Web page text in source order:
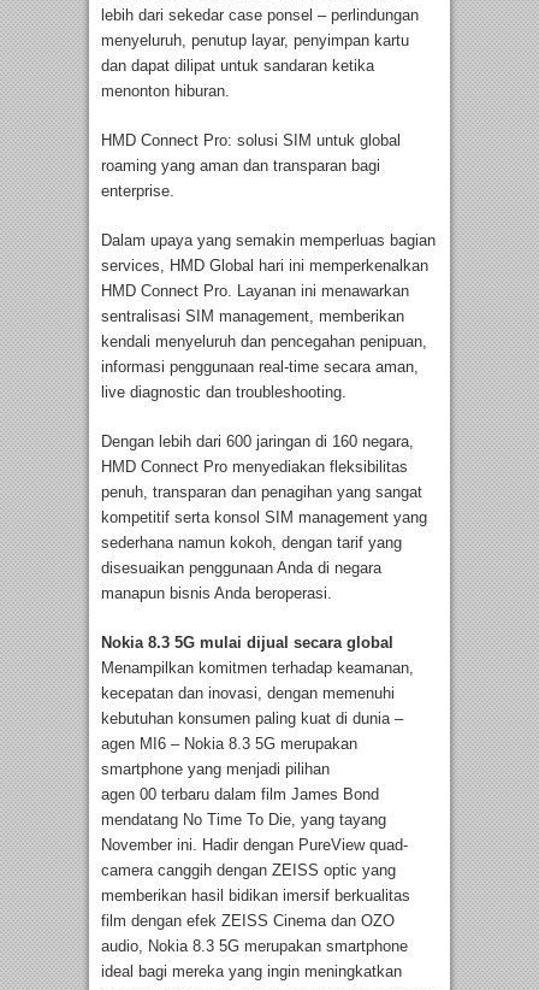
lebih dari sekedar case ponsel – perlindungan
menyeluruh, penutup layar, penyimpan kartu
dan dapat dilipat untuk sandaran ketika
menonton hiburan.
HMD Connect Pro: solusi SIM untuk global
roaming yang aman dan transparan bagi
enterprise.
Dalam upaya yang semakin memperluas bagian
services, HMD Global hari ini memperkenalkan
HMD Connect Pro. Layanan ini menawarkan
sentralisasi SIM management, memberikan
kendali menyeluruh dan pencegahan penipuan,
informasi penggunaan real-time secara aman,
live diagnostic dan troubleshooting.
Dengan lebih dari 600 jaringan di 160 negara,
HMD Connect Pro menyediakan fleksibilitas
penuh, transparan dan penagihan yang sangat
kompetitif serta konsol SIM management yang
sederhana namun kokoh, dengan tarif yang
disesuaikan penggunaan Anda di negara
manapun bisnis Anda beroperasi.
Nokia 8.3 5G mulai dijual secara global
Menampilkan komitmen terhadap keamanan,
kecepatan dan inovasi, dengan memenuhi
kebutuhan konsumen paling kuat di dunia –
agen MI6 – Nokia 8.3 5G merupakan
smartphone yang menjadi pilihan
agen 00 terbaru dalam film James Bond
mendatang No Time To Die, yang tayang
November ini. Hadir dengan PureView quad-
camera canggih dengan ZEISS optic yang
memberikan hasil bidikan imersif berkualitas
film dengan efek ZEISS Cinema dan OZO
audio, Nokia 8.3 5G merupakan smartphone
ideal bagi mereka yang ingin meningkatkan